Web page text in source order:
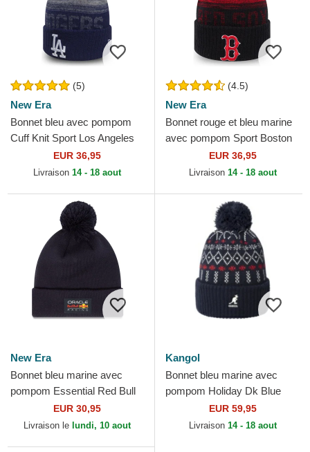
(5)
New Era
Bonnet bleu avec pompom
Cuff Knit Sport Los Angeles
Dodgers MLB New Era
EUR 36,95
Livraison 14 - 18 aout
(4.5)
New Era
Bonnet rouge et bleu marine
avec pompom Sport Boston
Red Sox MLB New Era
EUR 36,95
Livraison 14 - 18 aout
New Era
Bonnet bleu marine avec
pompom Essential Red Bull
Racing Formula 1 New Era
EUR 30,95
Livraison le lundi, 10 aout
Kangol
Bonnet bleu marine avec
pompom Holiday Dk Blue
EUR 59,95
Livraison 14 - 18 aout